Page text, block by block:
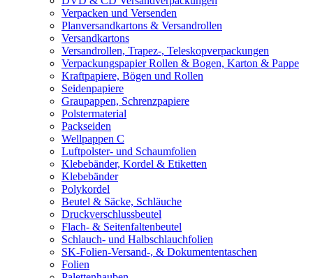
Verpacken und Versenden
Planversandkartons & Versandrollen
Versandkartons
Versandrollen, Trapez-, Teleskopverpackungen
Verpackungspapier Rollen & Bogen, Karton & Pappe
Kraftpapiere, Bögen und Rollen
Seidenpapiere
Graupappen, Schrenzpapiere
Polstermaterial
Packseiden
Wellpappen C
Luftpolster- und Schaumfolien
Klebebänder, Kordel & Etiketten
Klebebänder
Polykordel
Beutel & Säcke, Schläuche
Druckverschlussbeutel
Flach- & Seitenfaltenbeutel
Schlauch- und Halbschlauchfolien
SK-Folien-Versand-, & Dokumententaschen
Folien